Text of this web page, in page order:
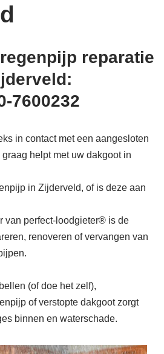
reparatie
7600232
in contact met een aangesloten
helpt met uw dakgoot in
in Zijderveld, of is deze aan
van perfect-loodgieter® is de
renoveren of vervangen van
(of doe het zelf),
of verstopte dakgoot zorgt
binnen en waterschade.